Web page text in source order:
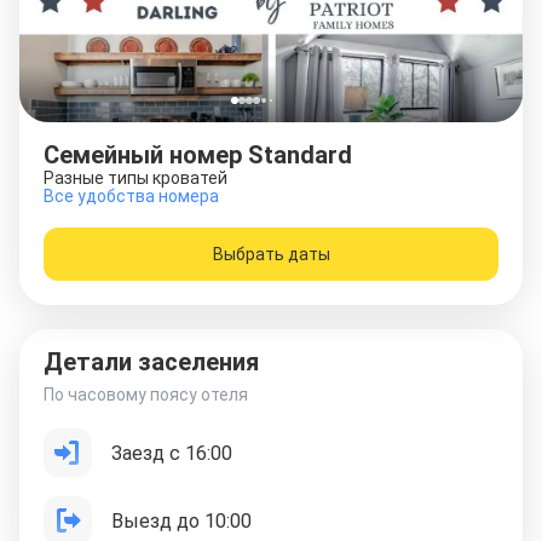
Семейный номер Standard
Разные типы кроватей
Все удобства номера
Выбрать даты
Детали заселения
По часовому поясу отеля
Заезд с 16:00
Выезд до 10:00